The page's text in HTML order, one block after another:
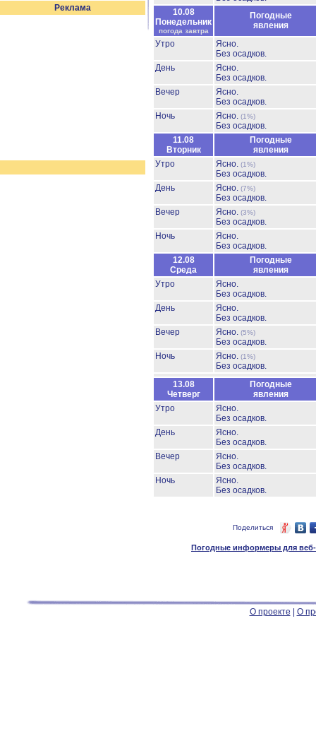
Реклама
10.08
Понедельник
погода завтра
Погодные
явления
Утро
Ясно.
Без осадков.
День
Ясно.
Без осадков.
Вечер
Ясно.
Без осадков.
Ночь
Ясно. (1%)
Без осадков.
11.08
Вторник
Погодные
явления
Утро
Ясно. (1%)
Без осадков.
День
Ясно. (7%)
Без осадков.
Вечер
Ясно. (3%)
Без осадков.
Ночь
Ясно.
Без осадков.
12.08
Среда
Погодные
явления
Утро
Ясно.
Без осадков.
День
Ясно.
Без осадков.
Вечер
Ясно. (5%)
Без осадков.
Ночь
Ясно. (1%)
Без осадков.
13.08
Четверг
Погодные
явления
Утро
Ясно.
Без осадков.
День
Ясно.
Без осадков.
Вечер
Ясно.
Без осадков.
Ночь
Ясно.
Без осадков.
Поделиться
Погодные информеры для веб-
О проекте О